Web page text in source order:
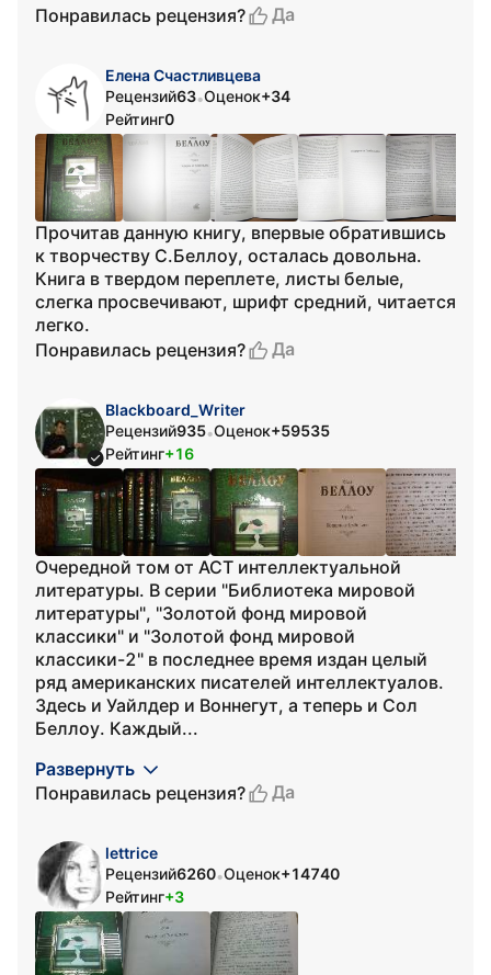
Понравилась рецензия?
Да
Елена Счастливцева
Рецензий63•Оценок+34
Рейтинг0
Прочитав данную книгу, впервые обратившись
к творчеству С.Беллоу, осталась довольна.
Книга в твердом переплете, листы белые,
слегка просвечивают, шрифт средний, читается
легко.
Понравилась рецензия?
Да
Blackboard_Writer
Рецензий935•Оценок+59535
Рейтинг+16
Очередной том от АСТ интеллектуальной
литературы. В серии "Библиотека мировой
литературы", "Золотой фонд мировой
классики" и "Золотой фонд мировой
классики-2" в последнее время издан целый
ряд американских писателей интеллектуалов.
Здесь и Уайлдер и Воннегут, а теперь и Сол
Беллоу. Каждый...
Развернуть
Понравилась рецензия?
Да
lettrice
Рецензий6260•Оценок+14740
Рейтинг+3